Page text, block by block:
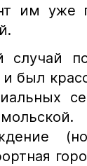
им уже
случай
и был